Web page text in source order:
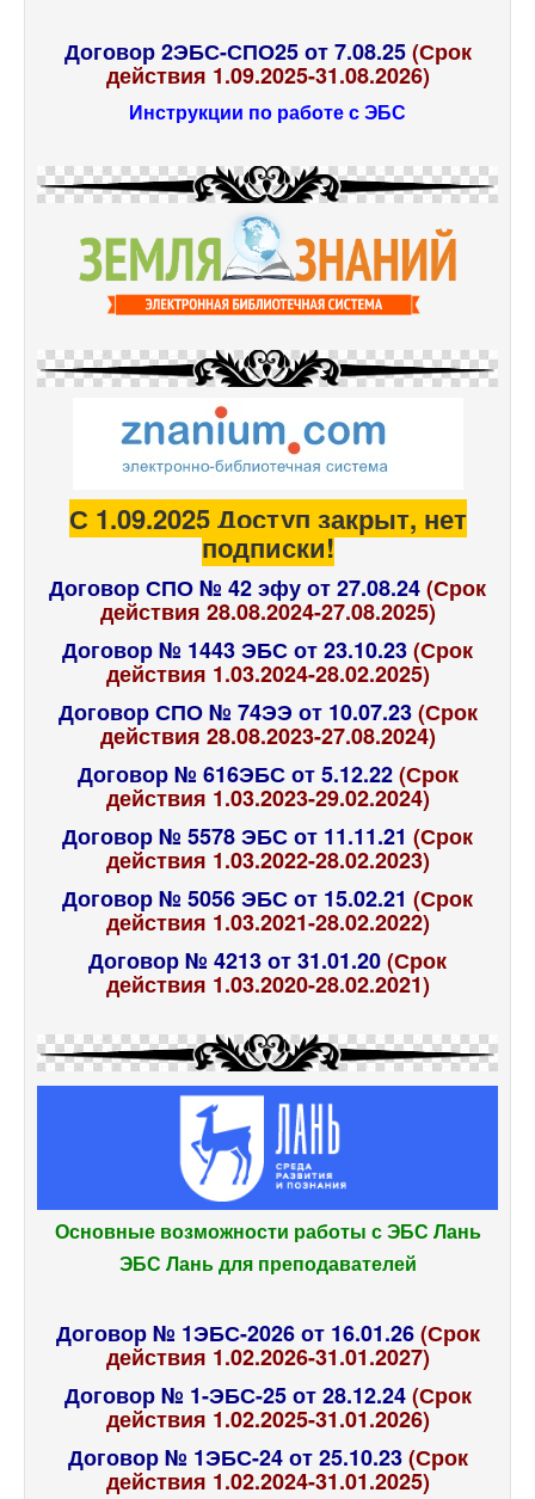
Договор 2ЭБС-СПО25 от 7.08.25 (Срок
действия 1.09.2025-31.08.2026)
Инструкции по работе с ЭБС
С 1.09.2025 Доступ закрыт, нет
подписки!
Договор СПО № 42 эфу от 27.08.24(Срок
действия 28.08.2024-27.08.2025)
Договор № 1443 ЭБС от 23.10.23(Срок
действия 1.03.2024-28.02.2025)
Договор СПО № 74ЭЭ от 10.07.23(Срок
действия 28.08.2023-27.08.2024)
Договор № 616ЭБС от 5.12.22 (Срок
действия 1.03.2023-29.02.2024)
Договор № 5578 ЭБС от 11.11.21 (Срок
действия 1.03.2022-28.02.2023)
Договор № 5056 ЭБС от 15.02.21 (Срок
действия 1.03.2021-28.02.2022)
Договор № 4213 от 31.01.20(Срок
действия 1.03.2020-28.02.2021)
Основные возможности работы с ЭБС Лань
ЭБС Лань для преподавателей
Договор № 1ЭБС-2026 от 16.01.26 (Срок
действия 1.02.2026-31.01.2027)
Договор № 1-ЭБС-25 от 28.12.24(Срок
действия 1.02.2025-31.01.2026)
Договор № 1ЭБС-24 от 25.10.23 (Срок
действия 1.02.2024-31.01.2025)